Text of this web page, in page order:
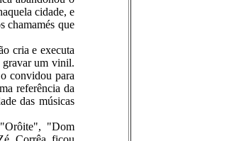
cidade, e
chamamés que
cria e executa
gravar um vinil.
convidou para
referência da
das músicas
"Orôite", "Dom